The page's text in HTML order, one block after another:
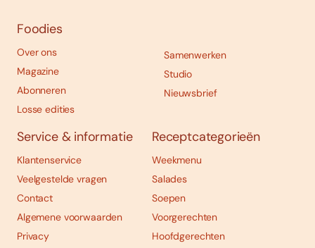
Foodies
Over ons
Magazine
Abonneren
Losse edities
Samenwerken
Studio
Nieuwsbrief
Service & informatie
Klantenservice
Veelgestelde vragen
Contact
Algemene voorwaarden
Privacy
Receptcategorieën
Weekmenu
Salades
Soepen
Voorgerechten
Hoofdgerechten